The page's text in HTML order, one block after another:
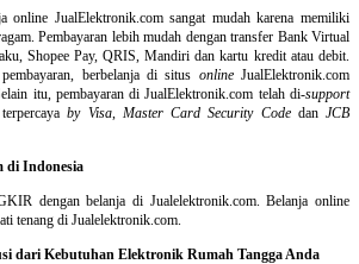
online JualElektronik.com sangat mudah karena memiliki
Pembayaran lebih mudah dengan transfer Bank Virtual
Shopee Pay, QRIS, Mandiri dan kartu kredit atau debit.
berbelanja di situs onlineJualElektronik.com
itu, pembayaran di JualElektronik.com telah di-support
terpercayaby Visa, Master Card Security Codedan JCB
di Indonesia
dengan belanja di Jualelektronik.com. Belanja online
tenang di Jualelektronik.com.
dari Kebutuhan Elektronik Rumah Tangga Anda